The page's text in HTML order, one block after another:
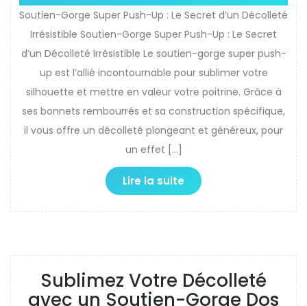
Soutien-Gorge Super Push-Up : Le Secret d’un Décolleté
Irrésistible Soutien-Gorge Super Push-Up : Le Secret
d’un Décolleté Irrésistible Le soutien-gorge super push-
up est l’allié incontournable pour sublimer votre
silhouette et mettre en valeur votre poitrine. Grâce à
ses bonnets rembourrés et sa construction spécifique,
il vous offre un décolleté plongeant et généreux, pour
un effet […]
Lire la suite
Sublimez Votre Décolleté
avec un Soutien-Gorge Dos